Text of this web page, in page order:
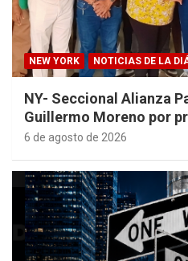
NEW YORK NOTICIAS DE LA
NY- Seccional Alianza
Guillermo Moreno por
6 de agosto de 2026